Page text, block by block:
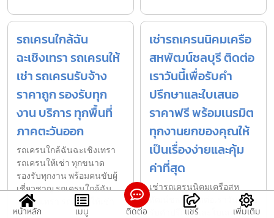
รถเครนใกล้ฉัน
ฉะเชิงเทรา รถเครนให้
เช่า รถเครนรับจ้าง
ราคาถูก รองรับทุก
งาน บริการ ทุกพื้นที่
ภาคตะวันออก
รถเครนใกล้ฉันฉะเชิงเทรา
รถเครนให้เช่า ทุกขนาด
รองรับทุกงาน พร้อมคนขับผู้
เชี่ยวชาญ รถเครนใกล้ฉัน
ฉะเชิงเทรา รถเครนให้เช่า
เช่ารถเครนนิคมเครือ
สหพัฒน์ชลบุรี ติดต่อ
เราวันนี้เพื่อรับคำ
ปรึกษาและใบเสนอ
ราคาฟรี พร้อมเนรมิต
ทุกงานยกของคุณให้
เป็นเรื่องง่ายและคุ้ม
ค่าที่สุด
เช่ารถเครนนิคมเครือสห
พัฒน์ชลบุรี ติดต่อเราวันนี้เพื่อ
รับคำปรึกษาและใบเสนอ
หน้าหลัก เมนู ติดต่อ แชร์ เพิ่มเติม